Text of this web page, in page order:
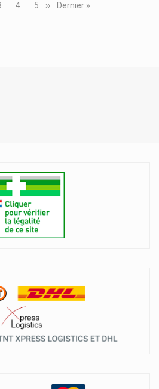
Page
4 Page
5
Page
››
Dernière
Dernier »